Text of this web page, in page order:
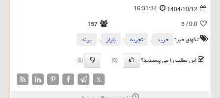
1404/10/12
16:31:34
0.0
/ 5
157
تگهای خبر:
خرید , تجربه , بازار ,
برند
این مطلب را می پسندید؟
(0)
(0)
X